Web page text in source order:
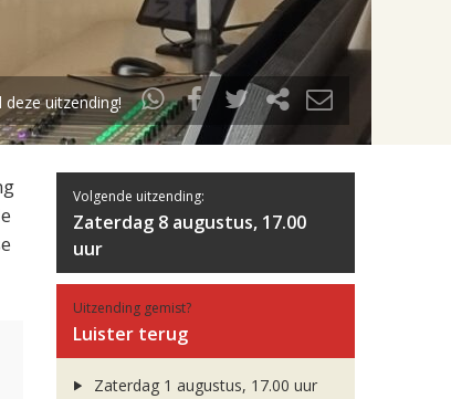
deze uitzending!
Volgende uitzending:
Zaterdag 8 augustus, 17.00
uur
Uitzending gemist?
Luister terug
Zaterdag 1 augustus, 17.00 uur